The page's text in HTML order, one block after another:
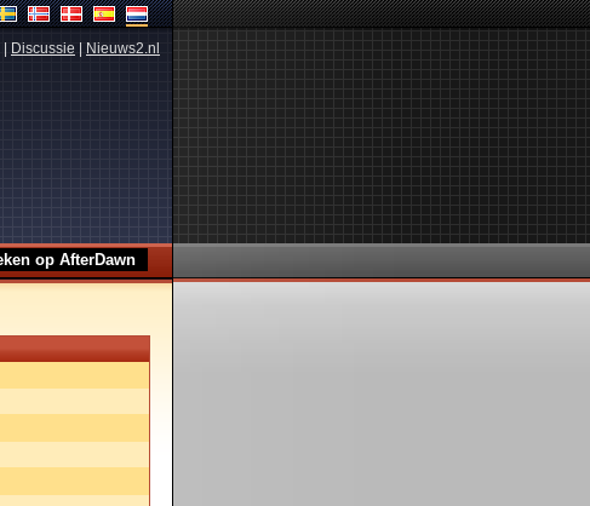
Discussie Nieuws2.nl